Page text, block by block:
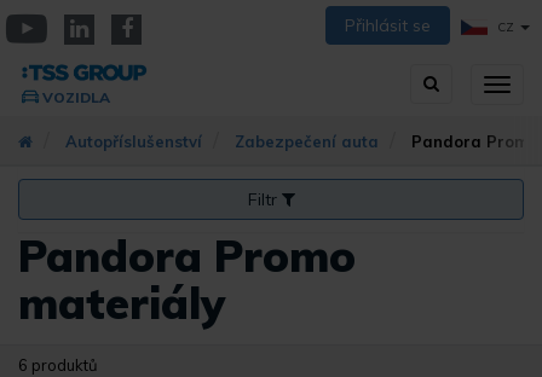
Přejít
k
hlavnímu
obsahu
Přihlásit se CZ
Vyhledávání
VOZIDLA
Autopříslušenství Zabezpečení auta Pandora
Filtr
Pandora Promo
materiály
6 produktů